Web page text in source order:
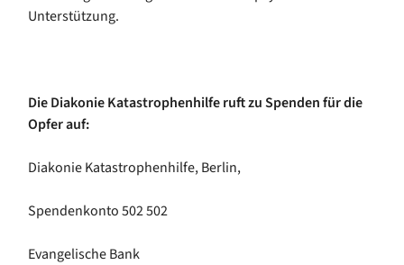
Unterstützung.
Die Diakonie Katastrophenhilfe ruft zu Spenden für die
Opfer auf:
Diakonie Katastrophenhilfe, Berlin,
Spendenkonto 502 502
Evangelische Bank